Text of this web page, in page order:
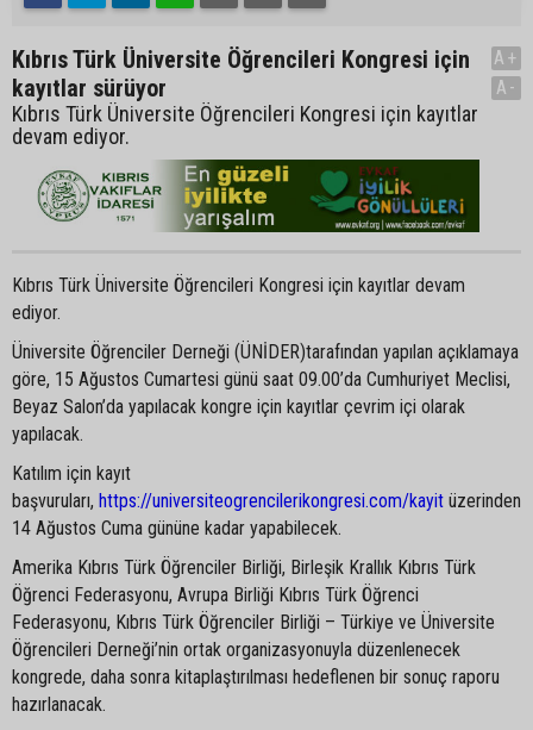
Kıbrıs Türk Üniversite Öğrencileri Kongresi için
kayıtlar sürüyor
Kıbrıs Türk Üniversite Öğrencileri Kongresi için kayıtlar
devam ediyor.
A+
A-
Kıbrıs Türk Üniversite Öğrencileri Kongresi için kayıtlar devam
ediyor.
Üniversite Öğrenciler Derneği (ÜNİDER)tarafından yapılan açıklamaya
göre, 15 Ağustos Cumartesi günü saat 09.00’da Cumhuriyet Meclisi,
Beyaz Salon’da yapılacak kongre için kayıtlar çevrim içi olarak
yapılacak.
Katılım için kayıt
başvuruları, https://universiteogrencilerikongresi.com/kayit üzerinden
14 Ağustos Cuma gününe kadar yapabilecek.
Amerika Kıbrıs Türk Öğrenciler Birliği, Birleşik Krallık Kıbrıs Türk
Öğrenci Federasyonu, Avrupa Birliği Kıbrıs Türk Öğrenci
Federasyonu, Kıbrıs Türk Öğrenciler Birliği – Türkiye ve Üniversite
Öğrencileri Derneği’nin ortak organizasyonuyla düzenlenecek
kongrede, daha sonra kitaplaştırılması hedeflenen bir sonuç raporu
hazırlanacak.